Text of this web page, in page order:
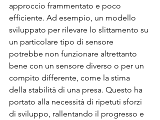
approccio frammentato e poco
efficiente. Ad esempio, un modello
sviluppato per rilevare lo slittamento su
un particolare tipo di sensore
potrebbe non funzionare altrettanto
bene con un sensore diverso o per un
compito differente, come la stima
della stabilità di una presa. Questo ha
portato alla necessità di ripetuti sforzi
di sviluppo, rallentando il progresso e